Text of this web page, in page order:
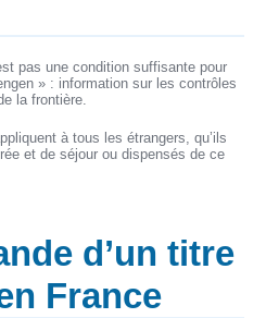
pas une condition suffisante pour
» : information sur les contrôles
la frontière.
à tous les étrangers, qu’ils
et de séjour ou dispensés de ce
d’un titre
France